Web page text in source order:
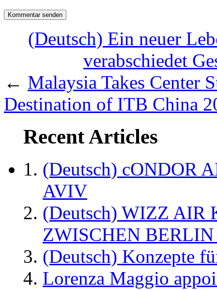
(Deutsch) Ein neuer
verabschiedet
← Malaysia Takes Center
Destination of ITB China
Recent Articles
(Deutsch) cONDOR
AVIV
(Deutsch) WIZZ AIR
ZWISCHEN
(Deutsch) Konzepte
Lorenza Maggio